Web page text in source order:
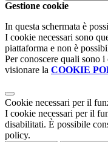
Gestione cookie
In questa schermata è
I cookie necessari sono
piattaforma e non è
Per conoscere quali sono
visionare la COOKIE
Cookie necessari per il
I cookie necessari per il
disabilitati. È possibile
policy.